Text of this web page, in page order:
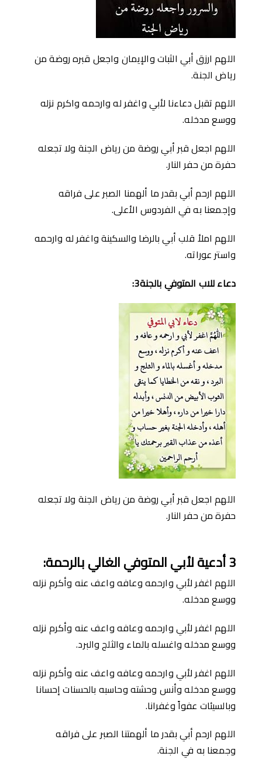
اللهم ارزق أبي الثبات والإيمان واجعل قبره روضة من
رياض الجنة.
اللهم تقبل دعاءنا لأبي واغفر له وارحمه واكرم نزله
ووسع مدخله.
اللهم اجعل قبر أبي روضة من رياض الجنة ولا تجعله
حفرة من حفر النار.
اللهم ارحم أبي بقدر ما ألهمنا الصبر على فراقه
وإجمعنا به في الفردوس الأعلى.
اللهم املأ قلب أبي بالرضا والسكينة واغفر له وارحمه
واستر عوراته.
دعاء للاب المتوفي بالجنة3:
اللهم اجعل قبر أبي روضة من رياض الجنة ولا تجعله
حفرة من حفر النار.
3أدعيةﻷبي المتوفي الغالي بالرحمة:
اللهم اغفر لأبي وارحمه وعافه واعف عنه وأكرم نزله
ووسع مدخله.
اللهم اغفر لأبي وارحمه وعافه واعف عنه وأكرم نزله
ووسع مدخله واغسله بالماء والثلج والبرد.
اللهم اغفر لأبي وارحمه وعافه واعف عنه وأكرم نزله
ووسع مدخله وأنس وحشته وحاسبه بالحسنات إحسانا
وبالسيئات عفواً وغفرانا.
اللهم ارحم أبي بقدر ما ألهمتنا الصبر على فراقه
وجمعنا به في الجنة.